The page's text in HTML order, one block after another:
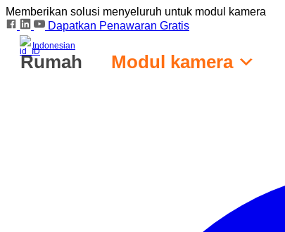
Memberikan solusi menyeluruh untuk modul kamera
Dapatkan Penawaran Gratis
Indonesian
Rumah Modul kamera